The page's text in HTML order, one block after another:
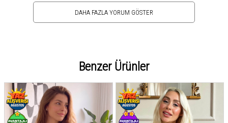
DAHA FAZLA YORUM GÖSTER
Benzer Ürünler